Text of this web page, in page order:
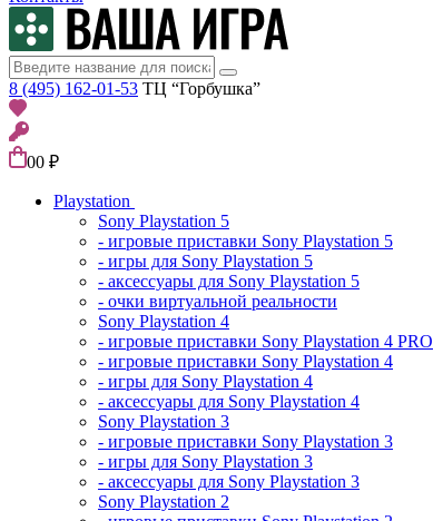
8 (495) 162-01-53 ТЦ “Горбушка”
00 ₽
Playstation
Sony Playstation 5
- игровые приставки Sony Playstation 5
- игры для Sony Playstation 5
- аксессуары для Sony Playstation 5
- очки виртуальной реальности
Sony Playstation 4
- игровые приставки Sony Playstation 4 PRO
- игровые приставки Sony Playstation 4
- игры для Sony Playstation 4
- аксессуары для Sony Playstation 4
Sony Playstation 3
- игровые приставки Sony Playstation 3
- игры для Sony Playstation 3
- аксессуары для Sony Playstation 3
Sony Playstation 2